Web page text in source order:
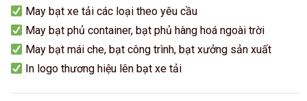
May bạt xe tải các loại theo yêu cầu
May bạt phủ container, bạt phủ hàng hoá ngoài trời
May bạt mái che, bạt công trình, bạt xưởng sản xuất
In logo thương hiệu lên bạt xe tải